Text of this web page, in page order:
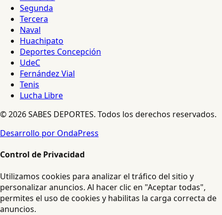
Segunda
Tercera
Naval
Huachipato
Deportes Concepción
UdeC
Fernández Vial
Tenis
Lucha Libre
© 2026 SABES DEPORTES. Todos los derechos reservados.
Desarrollo por OndaPress
Control de Privacidad
Utilizamos cookies para analizar el tráfico del sitio y
personalizar anuncios. Al hacer clic en "Aceptar todas",
permites el uso de cookies y habilitas la carga correcta de
anuncios.